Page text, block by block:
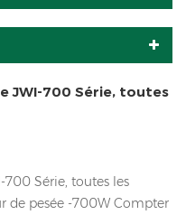
JWI-700 Série, toutes
700 Série, toutes les
de pesée -700W Compter